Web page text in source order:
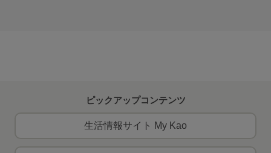
ピックアップコンテンツ
生活情報サイト My Kao